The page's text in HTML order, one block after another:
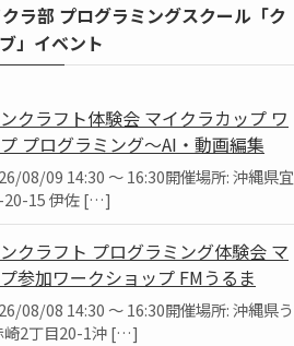
ラ部 プログラミングスクール「ク
」イベント
クラフト体験会 マイクラカップ ワ
プログラミング～AI・動画編集
08/09 14:30 ～ 16:30開催場所: 沖縄県宜
20-15 伊佐 […]
クラフト プログラミング体験会 マ
参加ワークショップ FMうるま
08/08 14:30 ～ 16:30開催場所: 沖縄県う
崎2丁目20-1沖 […]